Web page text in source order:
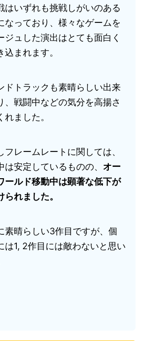
はいずれも挑戦しがいのある
なっており、様々なゲームを
ジュした演出はとても面白く
込まれます。
ドトラックも素晴らしい出来
、戦闘中などの気分を高揚さ
れました。
フレームレートに関しては、
は安定しているものの、 オー
ールド移動中は顕著な低下が
られました。
素晴らしい3作目ですが、個
は1, 2作目には敵わないと思い